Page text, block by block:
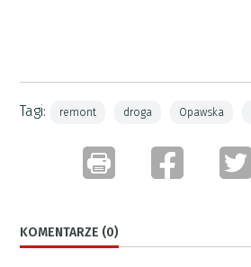
Tagi: remont droga Opawska
KOMENTARZE (0)